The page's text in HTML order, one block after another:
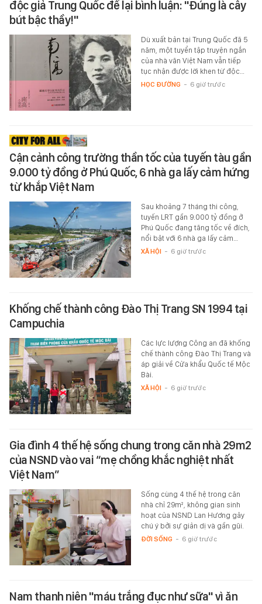
độc giả Trung Quốc để lại bình luận: "Đúng là cây
bút bậc thầy!"
Dù xuất bản tại Trung Quốc đã 5
năm, một tuyển tập truyện ngắn
của nhà văn Việt Nam vẫn tiếp
tục nhận được lời khen từ độc…
HỌC ĐƯỜNG - 6 giờ trước
Cận cảnh công trường thần tốc của tuyến tàu gần
9.000 tỷ đồng ở Phú Quốc, 6 nhà ga lấy cảm hứng
từ khắp Việt Nam
Sau khoảng 7 tháng thi công,
tuyến LRT gần 9.000 tỷ đồng ở
Phú Quốc đang tăng tốc về đích,
nổi bật với 6 nhà ga lấy cảm…
XÃ HỘI - 6 giờ trước
Khống chế thành công Đào Thị Trang SN 1994 tại
Campuchia
Các lực lượng Công an đã khống
chế thành công Đào Thị Trang và
áp giải về Cửa khẩu Quốc tế Mộc
Bài.
XÃ HỘI - 6 giờ trước
Gia đình 4 thế hệ sống chung trong căn nhà 29m2
của NSND vào vai “mẹ chồng khắc nghiệt nhất
Việt Nam”
Sống cùng 4 thế hệ trong căn
nhà chỉ 29m², không gian sinh
hoạt của NSND Lan Hương gây
chú ý bởi sự giản dị và gần gũi.
ĐỜI SỐNG - 6 giờ trước
Nam thanh niên "máu trắng đục như sữa" vì ăn